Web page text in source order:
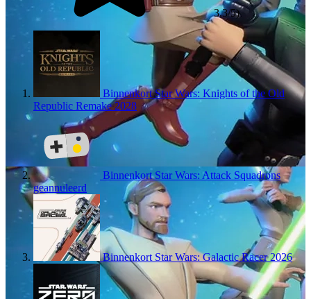
3,3/5)
Binnenkort Star Wars: Knights of the Old
Republic Remake2028
Binnenkort Star Wars: Attack Squadrons
geannuleerd
Binnenkort Star Wars: Galactic Racer2026